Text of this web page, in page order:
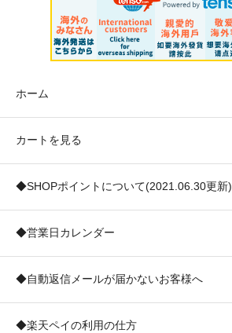
ホーム
カートを見る
◆SHOPポイントについて(2021.06.30更新)
◆営業日カレンダー
◆自動返信メールが届かないお客様へ
◆楽天ペイの利用の仕方